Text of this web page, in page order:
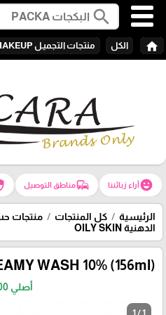
search
home الكل منتجات التجميـل MAKEUP
emoji_emotionsآراء زبائننا commuteمناطق التوصيل
الرئيسية كل المنتجات منتجات
الدهنية OILY SKIN
WASH 10% (156ml)
أصلي 100%
1 / 1